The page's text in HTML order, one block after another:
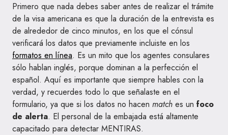
Primero que nada debes saber antes de realizar el trámite
de la visa americana es que la duración de la entrevista es
de alrededor de cinco minutos, en los que el cónsul
verificará los datos que previamente incluiste en los
formatos en línea. Es un mito que los agentes consulares
sólo hablan inglés, porque dominan a la perfección el
español. Aquí es importante que siempre hables con la
verdad, y recuerdes todo lo que señalaste en el
formulario, ya que si los datos no hacen match es un foco
de alerta. El personal de la embajada está altamente
capacitado para detectar MENTIRAS.